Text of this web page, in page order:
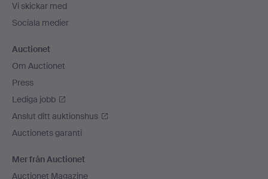
Vi skickar med
Sociala medier
Auctionet
Om Auctionet
Press
Lediga jobb
Anslut ditt auktionshus
Auctionets garanti
Mer från Auctionet
Auctionet Magazine